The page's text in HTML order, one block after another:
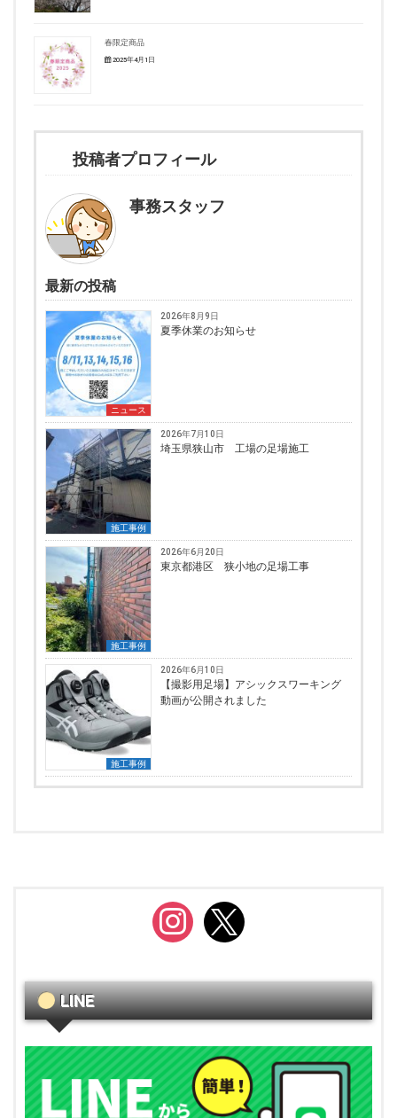
春限定商品
2025年4月1日
投稿者プロフィール
事務スタッフ
最新の投稿
ニュース
2026年8月9日
夏季休業のお知らせ
施工事例
2026年7月10日
埼玉県狭山市 工場の足場施工
施工事例
2026年6月20日
東京都港区 狭小地の足場工事
施工事例
2026年6月10日
【撮影用足場】アシックスワーキング
動画が公開されました
instagram
x
LINE